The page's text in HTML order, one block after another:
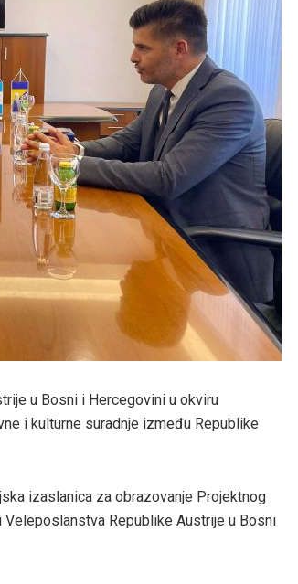
u Bosni i Hercegovini u okviru
i kulturne suradnje između Republike
izaslanica za obrazovanje Projektnog
Veleposlanstva Republike Austrije u Bosni